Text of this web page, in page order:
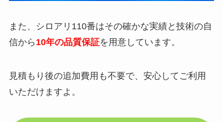
また、シロアリ110番はその確かな実績と技術の自
信から 10年の品質保証を用意しています。
見積もり後の追加費用も不要で、安心してご利用
いただけますよ。